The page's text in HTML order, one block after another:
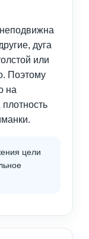
дуга
или
Поэтому
на
цели